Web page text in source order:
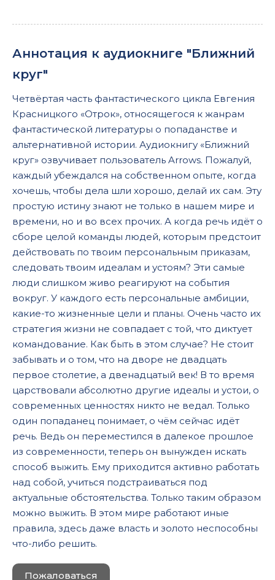
Аннотация к аудиокниге "Ближний
круг"
Четвёртая часть фантастического цикла Евгения
Красницкого «Отрок», относящегося к жанрам
фантастической литературы о попаданстве и
альтернативной истории. Аудиокнигу «Ближний
круг» озвучивает пользователь Arrows. Пожалуй,
каждый убеждался на собственном опыте, когда
хочешь, чтобы дела шли хорошо, делай их сам. Эту
простую истину знают не только в нашем мире и
времени, но и во всех прочих. А когда речь идёт о
сборе целой команды людей, которым предстоит
действовать по твоим персональным приказам,
следовать твоим идеалам и устоям? Эти самые
люди слишком живо реагируют на события
вокруг. У каждого есть персональные амбиции,
какие-то жизненные цели и планы. Очень часто их
стратегия жизни не совпадает с той, что диктует
командование. Как быть в этом случае? Не стоит
забывать и о том, что на дворе не двадцать
первое столетие, а двенадцатый век! В то время
царствовали абсолютно другие идеалы и устои, о
современных ценностях никто не ведал. Только
один попаданец понимает, о чём сейчас идёт
речь. Ведь он переместился в далекое прошлое
из современности, теперь он вынужден искать
способ выжить. Ему приходится активно работать
над собой, учиться подстраиваться под
актуальные обстоятельства. Только таким образом
можно выжить. В этом мире работают иные
правила, здесь даже власть и золото неспособны
что-либо решить.
Пожаловаться